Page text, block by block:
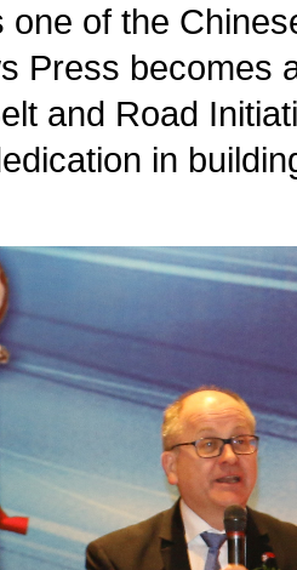
one of the
Press becomes
and Road
in